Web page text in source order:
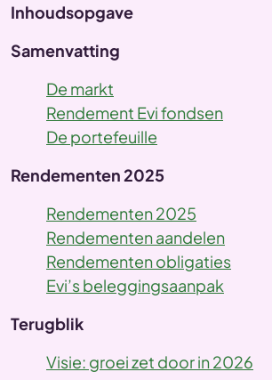
Inhoudsopgave
Samenvatting
De markt
Rendement Evi fondsen
De portefeuille
Rendementen 2025
Rendementen 2025
Rendementen aandelen
Rendementen obligaties
Evi’s beleggingsaanpak
Terugblik
Visie: groei zet door in 2026